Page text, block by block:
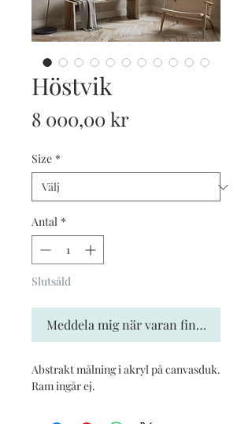
Höstvik
8 000,00 krPris
Size *
Antal *
Slutsåld
Meddela mig när varan finns i lager
Abstrakt målning i akryl på canvasduk.
Ram ingår ej.